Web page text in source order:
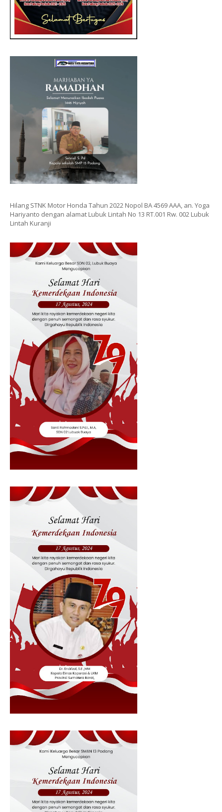
Hilang STNK Motor Honda Tahun 2022 Nopol BA 4569 AAA, an. Yoga
Hariyanto dengan alamat Lubuk Lintah No 13 RT.001 Rw. 002 Lubuk
Lintah Kuranji